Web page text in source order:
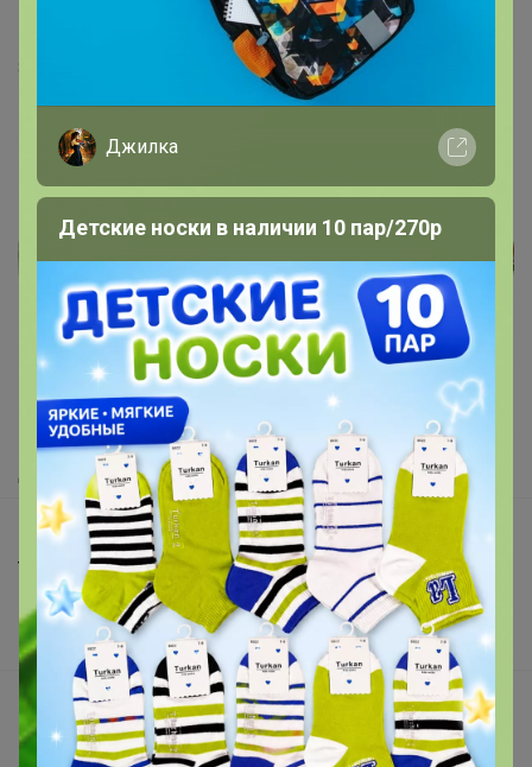
Реклама
Как здесь все устроено?
Как сделать заказ?
Как получить?
Доставка
Шоурумы
Торговые марки
Наша команда
В наличии
Подарочные сертификаты
Реклама на сайте
Джилка
Детские носки в наличии 10 пар/270р